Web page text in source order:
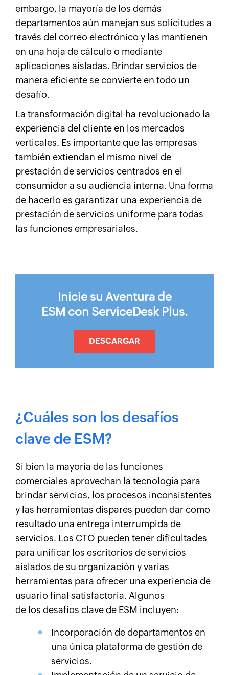
embargo, la mayoría de los demás
departamentos aún manejan sus solicitudes a
través del correo electrónico y las mantienen
en una hoja de cálculo o mediante
aplicaciones aisladas. Brindar servicios de
manera eficiente se convierte en todo un
desafío.
La transformación digital ha revolucionado la
experiencia del cliente en los mercados
verticales. Es importante que las empresas
también extiendan el mismo nivel de
prestación de servicios centrados en el
consumidor a su audiencia interna. Una forma
de hacerlo es garantizar una experiencia de
prestación de servicios uniforme para todas
las funciones empresariales.
Inicie su Aventura de
ESM con ServiceDesk Plus.
DESCARGAR
¿Cuáles son los desafíos
clave de ESM?
Si bien la mayoría de las funciones
comerciales aprovechan la tecnología para
brindar servicios, los procesos inconsistentes
y las herramientas dispares pueden dar como
resultado una entrega interrumpida de
servicios. Los CTO pueden tener dificultades
para unificar los escritorios de servicios
aislados de su organización y varias
herramientas para ofrecer una experiencia de
usuario final satisfactoria. Algunos
de los desafíos clave de ESM incluyen:
Incorporación de departamentos en
una única plataforma de gestión de
servicios.